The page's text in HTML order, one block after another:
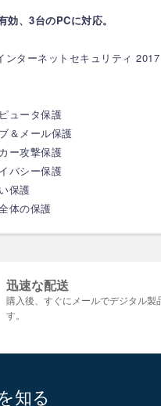
効、3台のPCに対応。
ンターネットセキュリティ
ュータ保護
＆メール保護
ー攻撃保護
バシー保護
保護
体の保護
迅速な配送
購入後、すぐにメールでデジタル製
す。
知る